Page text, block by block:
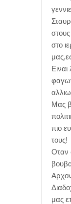
στο
Μας
πιο
τους!
Οταν
μας